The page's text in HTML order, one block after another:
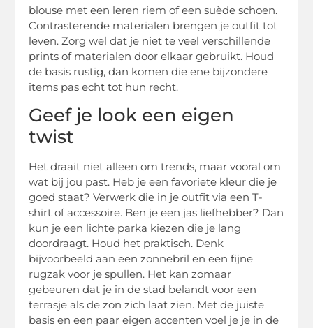
blouse met een leren riem of een suède schoen.
Contrasterende materialen brengen je outfit tot
leven. Zorg wel dat je niet te veel verschillende
prints of materialen door elkaar gebruikt. Houd
de basis rustig, dan komen die ene bijzondere
items pas echt tot hun recht.
Geef je look een eigen
twist
Het draait niet alleen om trends, maar vooral om
wat bij jou past. Heb je een favoriete kleur die je
goed staat? Verwerk die in je outfit via een T-
shirt of accessoire. Ben je een jas liefhebber? Dan
kun je een lichte parka kiezen die je lang
doordraagt. Houd het praktisch. Denk
bijvoorbeeld aan een zonnebril en een fijne
rugzak voor je spullen. Het kan zomaar
gebeuren dat je in de stad belandt voor een
terrasje als de zon zich laat zien. Met de juiste
basis en een paar eigen accenten voel je je in de